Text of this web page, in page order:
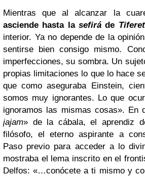
Mientras que al alcanzar la
asciende hasta la sefirá de Tiferet
interior. Ya no depende de la
sentirse bien consigo mismo.
imperfecciones, su sombra. Un
propias limitaciones lo que lo hace
que como aseguraba Einstein,
somos muy ignorantes. Lo que
ignoramos las mismas cosas». En
jajam» de la cábala, el aprendiz
filósofo, el eterno aspirante a
Paso previo para acceder a lo
mostraba el lema inscrito en el
Delfos: «…conócete a ti mismo y